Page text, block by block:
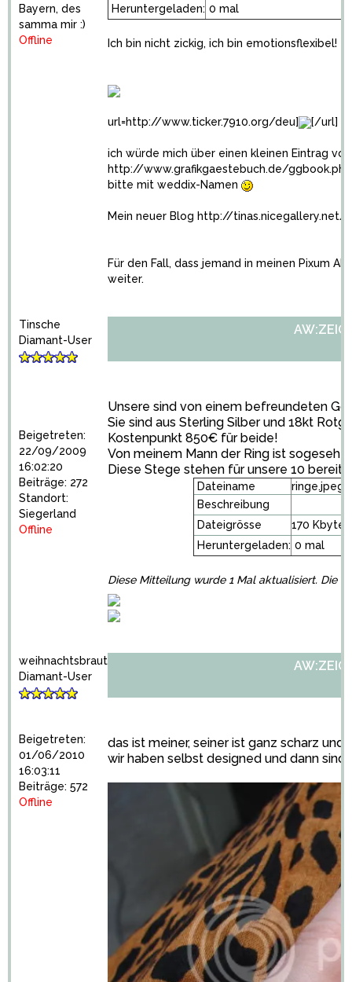
Bayern, des
samma mir :)
Offline
Heruntergeladen: 0 mal
Ich bin nicht zickig, ich bin emotionsflexibel!
url=http://www.ticker.7910.org/deu] [/url]
ich würde mich über einen kleinen Eintrag
http://www.grafikgaestebuch.de/
bitte mit weddix-Namen
Mein neuer Blog http://tinas.nicegallery.net/
Für den Fall, dass jemand in meinen Pixum
weiter.
Tinsche
Diamant-User
Beigetreten:
22/09/2009
16:02:20
Beiträge: 272
Standort:
Siegerland
Offline
Unsere sind von einem befreundeten
Sie sind aus Sterling Silber und 18kt
Kostenpunkt 850€ für beide!
Von meinem Mann der Ring ist
Diese Stege stehen für unsere 10
Dateiname
ringe.jpeg
Beschreibung
Dateigrösse
170 Kbytes
Heruntergeladen: 0 mal
Diese Mitteilung wurde 1 Mal aktualisiert. Die
weihnachtsbraut
Diamant-User
Beigetreten:
01/06/2010
16:03:11
Beiträge: 572
Offline
das ist meiner, seiner ist ganz scharz
wir haben selbst designed und dann